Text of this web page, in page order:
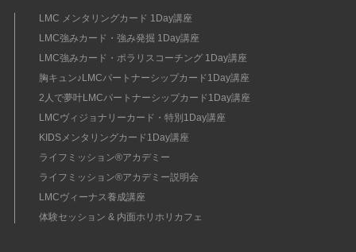
LMC メンタリングカード 1Day講座
LMC強みカード・強み発掘 1Day講座
LMC強みカード・ポラリスコーチング 1Day講座
胸キュン♪LMCパートナーシップカード1Day講座
2人で夢叶LMCパートナーシップカード1Day講座
LMCヴィジョナリーカード・特別1Day講座
KIDSメンタリングカード1Day講座
ライフミッション®︎アカデミー
ライフミッション®︎アカデミー説明会
LMCヴィーナス養成講座
体験セッション & 内面ホリホリカフェ